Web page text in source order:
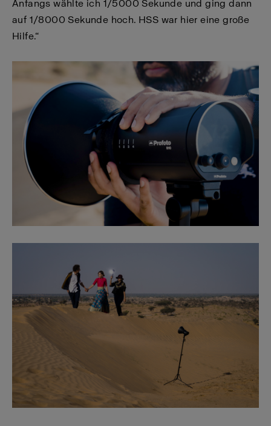
Anfangs wählte ich 1/5000 Sekunde und ging dann
auf 1/8000 Sekunde hoch. HSS war hier eine große
Hilfe.“